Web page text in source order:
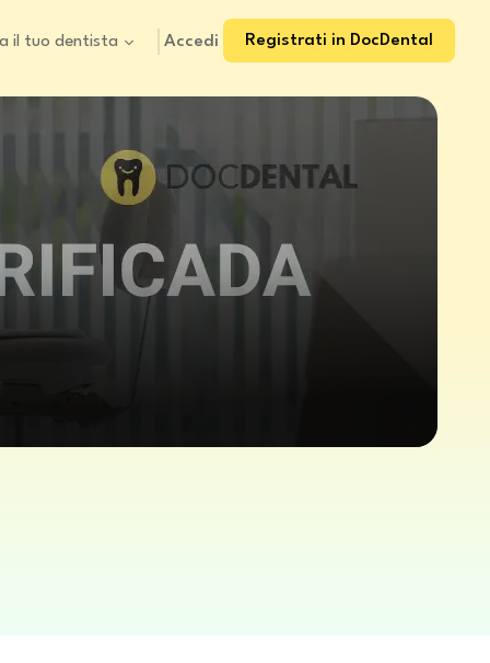
il tuo dentista Accedi Registrati in DocDental